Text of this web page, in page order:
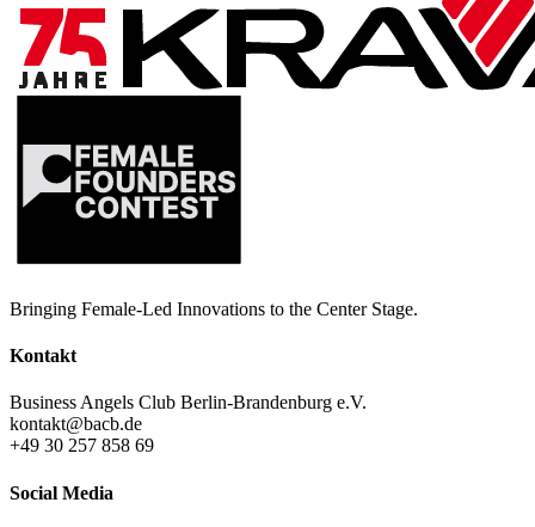
Bringing Female-Led Innovations to the Center Stage.
Kontakt
Business Angels Club Berlin-Brandenburg e.V.
kontakt@bacb.de
+49 30 257 858 69
Social Media